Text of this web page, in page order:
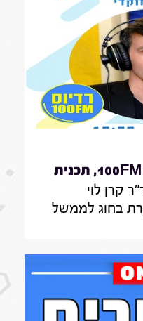
חותמים שבוע ברדיוס 100FM, תכנית
קרן לוי
בחוג לממשל
ללא חשמל
חוקרת
על מחקר חדש